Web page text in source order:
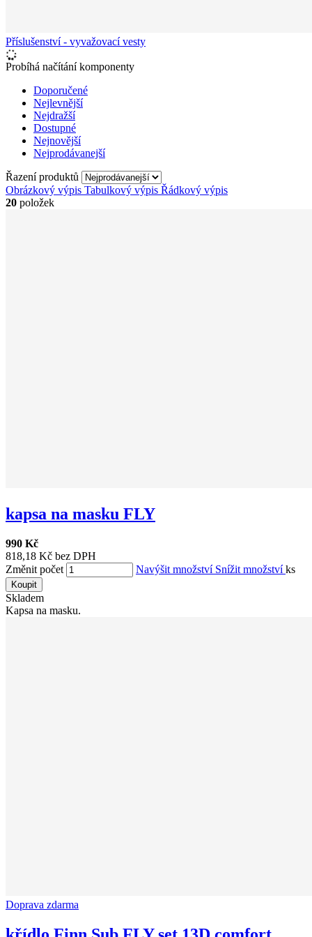
Příslušenství - vyvažovací vesty
Probíhá načítání komponenty
Doporučené
Nejlevnější
Nejdražší
Dostupné
Nejnovější
Nejprodávanejší
Řazení produktů
Obrázkový výpis Tabulkový výpis Řádkový výpis
20 položek
kapsa na masku FLY
990 Kč
818,18 Kč bez DPH
Změnit počet
Navýšit množství Snížit množstvíks
Koupit
Skladem
Kapsa na masku.
Doprava zdarma